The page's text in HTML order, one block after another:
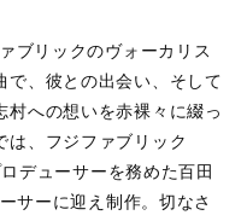
ブリックのヴォーカリス
で、彼との出会い、そして
村への想いを赤裸々に綴っ
は、フジファブリック
デューサーを務めた百田
サーに迎え制作。切なさ